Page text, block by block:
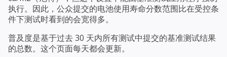
执行。因此，公众提交的电池使用寿命分数范围比在受控条
件下测试时看到的会宽得多。
普及度是基于过去 30 天内所有测试中提交的基准测试结果
的总数。这个页面每天都会更新。